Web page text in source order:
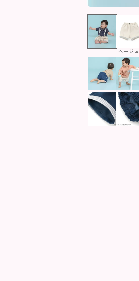
ベージュ